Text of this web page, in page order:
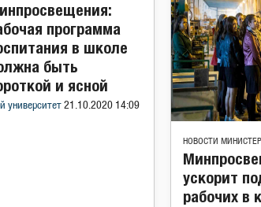
программа
в школе
быть
и ясной
университет 21.10.2020 14:09
НОВОСТИ
ускорит
рабочих в